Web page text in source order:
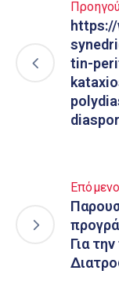
tin-
Επόμενο
Για